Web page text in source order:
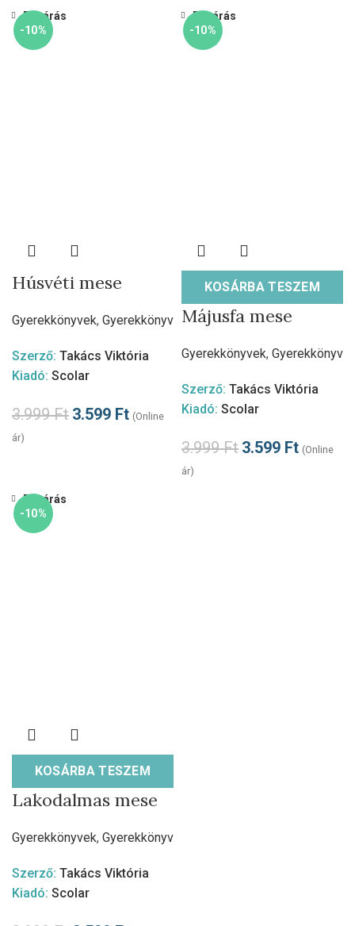
-10%
Bezárás
Húsvéti mese
Gyerekkönyvek, Gyerekkönyv
Szerző: Takács Viktória
Kiadó: Scolar
3.999Ft 3.599 Ft (Online
ár)
-10%
KOSÁRBA TESZEM
Bezárás
Májusfa mese
Gyerekkönyvek, Gyerekkönyv
Szerző: Takács Viktória
Kiadó: Scolar
3.999Ft 3.599 Ft (Online
ár)
-10%
KOSÁRBA TESZEM
Bezárás
Lakodalmas mese
Gyerekkönyvek, Gyerekkönyv
Szerző: Takács Viktória
Kiadó: Scolar